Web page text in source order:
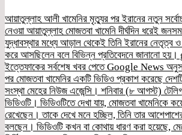
আয়াতুল্লাহ আলী খামেনির মৃত্যুর পর ইরানের নতুন
নেওয়া আয়াতুল্লাহ মোজতবা খামেনি দীর্ঘদিন ধরেই
যুদ্ধাবস্থার মধ্যে আড়াল থেকেই তিনি ইরানের নেতৃত্ব ও
করে আসছিলেন বলে বিভিন্ন প্রতিবেদনে জানানো
ইত্তেফাকের সর্বশেষ খবর পেতে Google News
পর মোজতবা খামেনির একটি ভিডিও প্রকাশ করেছে
সংস্থা মেহের নিউজ এজেন্সি। শনিবার (৮ আগস্ট)
ভিডিওটি। ভিডিওটিতে দেখা যায়, মোজতবা খামেনিকে
রেখেছেন। তাকে দেখে মনে হচ্ছিল, তিনি তার
বলছেন। ভিডিওটি কখন বা কোথায় ধারণ করা হয়েছে,